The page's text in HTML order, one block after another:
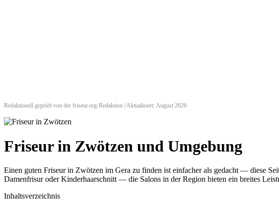
Redaktionell geprüft von der friseur.org-Redaktion | Aktualisiert: August 2026
Friseur in Zwötzen und Umgebung
Einen guten Friseur in Zwötzen im Gera zu finden ist einfacher als gedacht — diese
Damenfrisur oder Kinderhaarschnitt — die Salons in der Region bieten ein breites
Inhaltsverzeichnis